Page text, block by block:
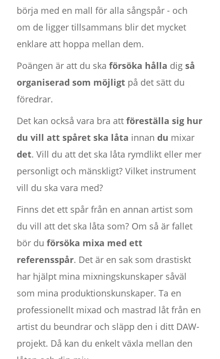
börja med en mall för alla sångspår - och
om de ligger tillsammans blir det mycket
enklare att hoppa mellan dem.
Poängen är att du ska försöka hålla dig så
organiserad som möjligtpå det sätt du
föredrar.
Det kan också vara bra att föreställa sig hur
du vill att spåret ska låta innan du mixar
det. Vill du att det ska låta rymdlikt eller mer
personligt och mänskligt? Vilket instrument
vill du ska vara med?
Finns det ett spår från en annan artist som
du vill att det ska låta som? Om så är fallet
bör du försöka mixa med ett
referensspår. Det är en sak som drastiskt
har hjälpt mina mixningskunskaper såväl
som mina produktionskunskaper. Ta en
professionellt mixad och mastrad låt från en
artist du beundrar och släpp den i ditt DAW-
projekt. Då kan du enkelt växla mellan den